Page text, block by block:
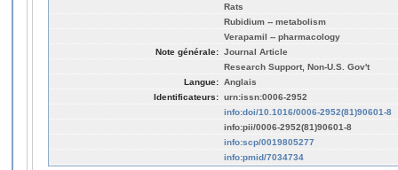
Rats
Rubidium -- metabolism
Verapamil -- pharmacology
Note générale: Journal Article
Research Support, Non-U.S. Gov't
Langue: Anglais
Identificateurs: urn:issn:0006-2952
info:doi/10.1016/0006-2952(81)90601-8
info:pii/0006-2952(81)90601-8
info:scp/0019805277
info:pmid/7034734